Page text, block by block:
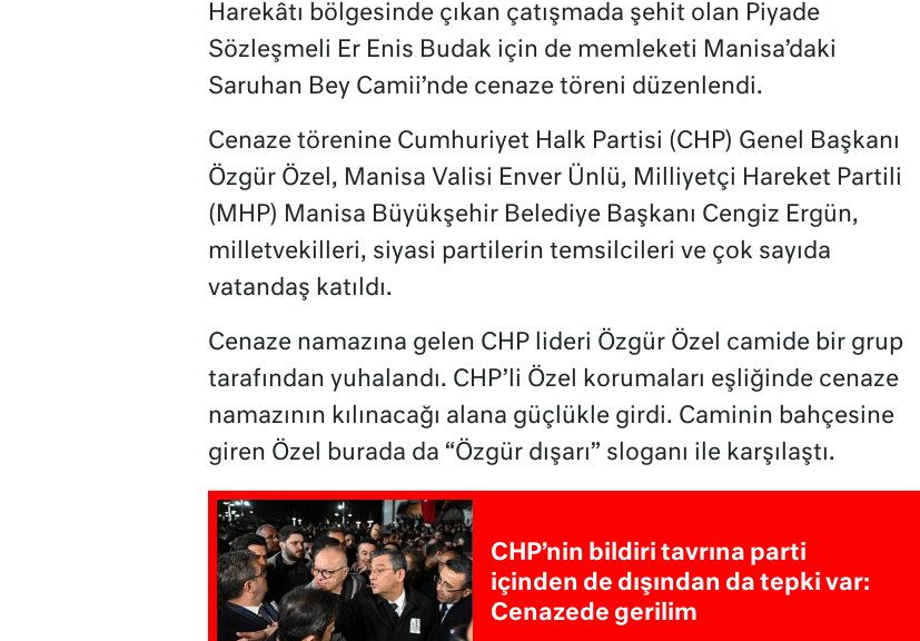
Harekâtı bölgesinde çıkan çatışmada şehit olan Piyade
Sözleşmeli Er Enis Budak için de memleketi Manisa’daki
Saruhan Bey Camii’nde cenaze töreni düzenlendi.
Cenaze törenine Cumhuriyet Halk Partisi (CHP) Genel Başkanı
Özgür Özel, Manisa Valisi Enver Ünlü, Milliyetçi Hareket Partili
(MHP) Manisa Büyükşehir Belediye Başkanı Cengiz Ergün,
milletvekilleri, siyasi partilerin temsilcileri ve çok sayıda
vatandaş katıldı.
Cenaze namazına gelen CHP lideri Özgür Özel camide bir grup
tarafından yuhalandı. CHP’li Özel korumaları eşliğinde cenaze
namazının kılınacağı alana güçlükle girdi. Caminin bahçesine
giren Özel burada da “Özgür dışarı” sloganı ile karşılaştı.
CHP’nin bildiri tavrına parti
içinden de dışından da tepki var:
Cenazede gerilim